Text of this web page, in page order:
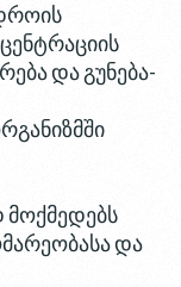
და გუნება-
და